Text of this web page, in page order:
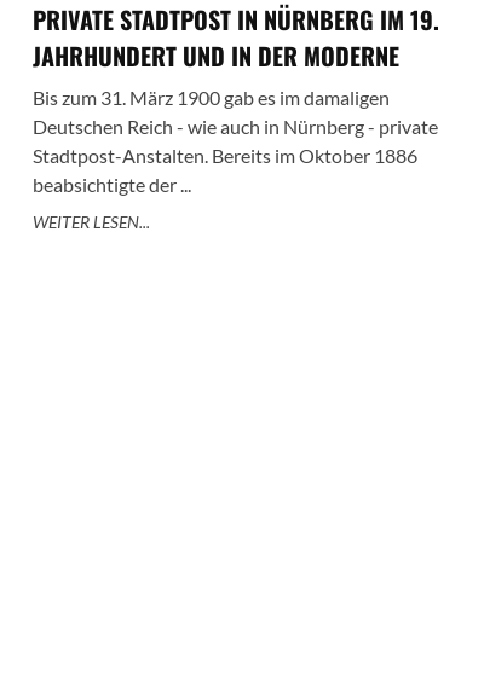
PRIVATE STADTPOST IN NÜRNBERG IM 19.
JAHRHUNDERT UND IN DER MODERNE
Bis zum 31. März 1900 gab es im damaligen
Deutschen Reich - wie auch in Nürnberg - private
Stadtpost-Anstalten. Bereits im Oktober 1886
beabsichtigte der ...
WEITER LESEN...